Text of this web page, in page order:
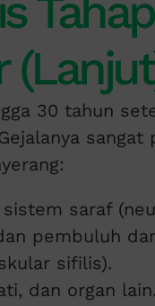
Tahap
30 tahun
sangat
saraf
pembuluh
sifilis).
dan organ lain.